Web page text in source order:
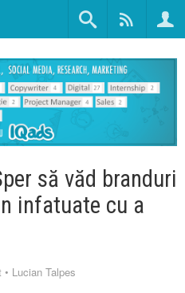
să văd branduri
infatuate cu a
• Lucian Talpes